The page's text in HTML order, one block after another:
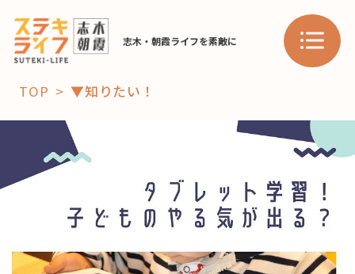
志木・朝霞ライフを素敵に
「コト」
おすすめ
スポット 学び・教育
TOP ▼知りたい！